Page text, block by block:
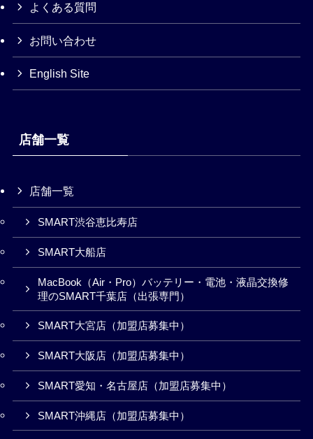
よくある質問
お問い合わせ
English Site
店舗一覧
店舗一覧
SMART渋谷恵比寿店
SMART大船店
MacBook（Air・Pro）バッテリー・電池・液晶交換修
理のSMART千葉店（出張専門）
SMART大宮店（加盟店募集中）
SMART大阪店（加盟店募集中）
SMART愛知・名古屋店（加盟店募集中）
SMART沖縄店（加盟店募集中）